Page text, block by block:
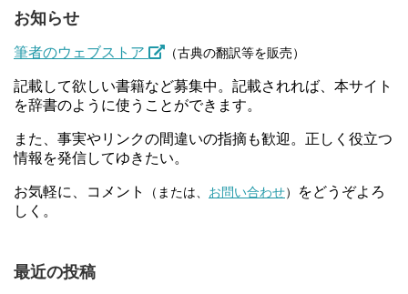
お知らせ
筆者のウェブストア （古典の翻訳等を販売）
記載して欲しい書籍など募集中。記載されれば、本サイト
を辞書のように使うことができます。
また、事実やリンクの間違いの指摘も歓迎。正しく役立つ
情報を発信してゆきたい。
お気軽に、コメント （または、 お問い合わせ）
をどうぞよろ
しく。
最近の投稿